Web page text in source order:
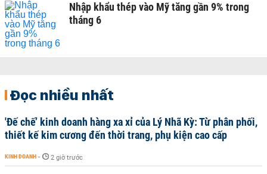
Nhập khẩu thép vào Mỹ tăng gần 9% trong
tháng 6
Đọc nhiều nhất
'Đế chế’ kinh doanh hàng xa xỉ của Lý Nhã Kỳ: Từ phân phối,
thiết kế kim cương đến thời trang, phụ kiện cao cấp
KINH DOANH - 2 giờ trước